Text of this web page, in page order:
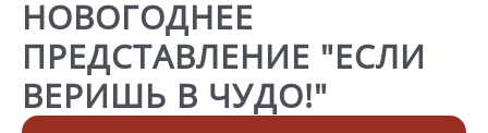
НОВОГОДНЕЕ
ПРЕДСТАВЛЕНИЕ "ЕСЛИ
ВЕРИШЬ В ЧУДО!"